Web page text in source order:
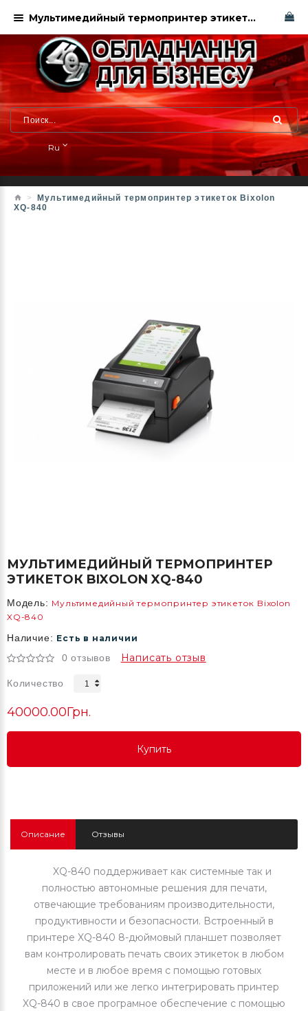
Ru
Мультимедийный термопринтер этикеток Bixolon
XQ-840
МУЛЬТИМЕДИЙНЫЙ ТЕРМОПРИНТЕР
ЭТИКЕТОК BIXOLON XQ-840
Модель: Мультимедийный термопринтер этикеток Bixolon
XQ-840
Наличие: Есть в наличии
0 отзывов Написать отзыв
Количество
40000.00Грн.
Купить
Купить
Описание Отзывы
XQ-840 поддерживает как системные так и
полностью автономные решения для печати,
отвечающие требованиям производительности,
продуктивности и безопасности. Встроенный в
принтере XQ-840 8-дюймовый планшет позволяет
вам контролировать печать своих этикеток в любом
месте и в любое время с помощью готовых
приложений или же легко интегрировать принтер
XQ-840 в свое програмное обеспечение с помощью
Характеристики Мультимедийный термопринтер этикеток Bixolon XQ-840 Харьков